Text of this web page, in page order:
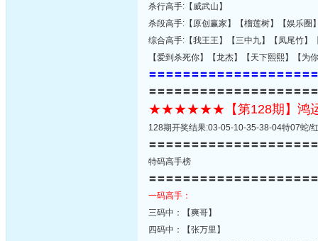
杀行高手:【威武山】
杀段高手:【原创赢家】【榴莲树】【娱乐圈
综合高手:【我王王】【三中九】【凤尾竹】
【爱到杀死你】【龙杰】【天下熙熙】【为
〓〓〓〓〓〓〓〓〓〓〓〓〓〓〓〓〓〓〓
〓〓〓〓〓〓〓〓〓〓〓〓〓〓〓〓〓〓〓
★★★★★★【第128期】鸿
128期开奖结果:03-05-10-35-38-04特07蛇/
〓〓〓〓〓〓〓〓〓〓〓〓〓〓〓〓〓〓〓
特码高手榜
〓〓〓〓〓〓〓〓〓〓〓〓〓〓〓〓〓〓〓
一码高手：
三码中：【爽哥】
四码中：【张万里】